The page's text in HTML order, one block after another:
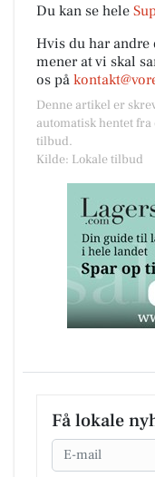
Du kan se hele
Hvis du har
mener at vi skal
os på
Denne artikel er
automatisk hentet
tilbud.
Kilde: Lokale tilbud
Få lokale
Email